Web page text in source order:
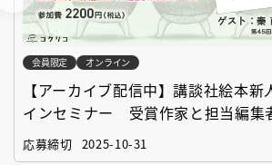
会員限定 オンライン
【アーカイブ配信中】講談社絵本新
インセミナー 受賞作家と担当編集
「絵本創作実践講座」
応募締切 2025-10-31